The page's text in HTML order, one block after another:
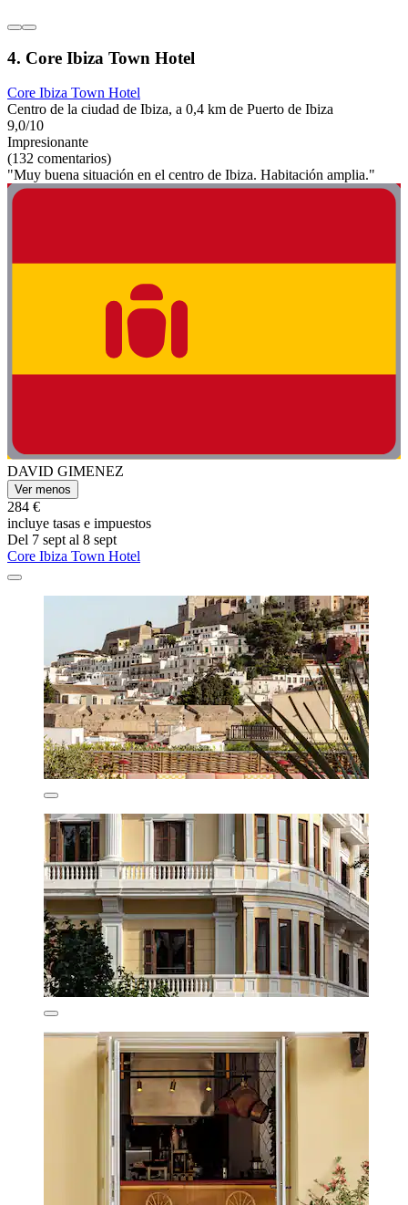
4. Core Ibiza Town Hotel
Core Ibiza Town Hotel
Centro de la ciudad de Ibiza, a 0,4 km de Puerto de Ibiza
9,0/10
Impresionante
(132 comentarios)
"Muy buena situación en el centro de Ibiza. Habitación amplia."
DAVID GIMENEZ
Ver menos
284 €
incluye tasas e impuestos
Del 7 sept al 8 sept
Core Ibiza Town Hotel